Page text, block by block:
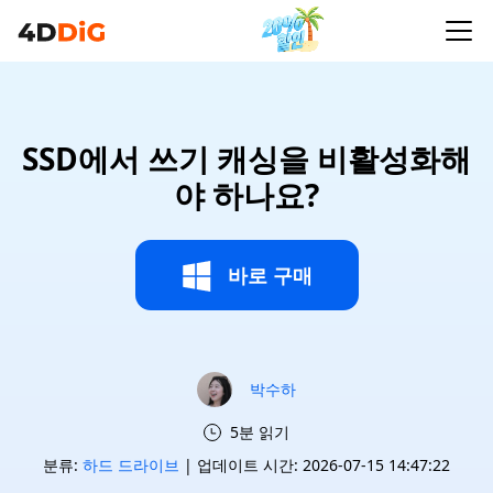
SSD에서 쓰기 캐싱을 비활성화해
야 하나요?
바로 구매
박수하
5분 읽기
분류: 하드 드라이브 | 업데이트 시간: 2026-07-15 14:47:22